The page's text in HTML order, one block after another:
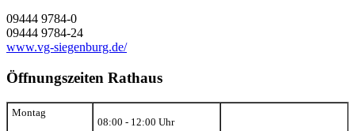
09444 9784-0
09444 9784-24
www.vg-siegenburg.de/
Öffnungszeiten Rathaus
Montag
08:00 - 12:00 Uhr